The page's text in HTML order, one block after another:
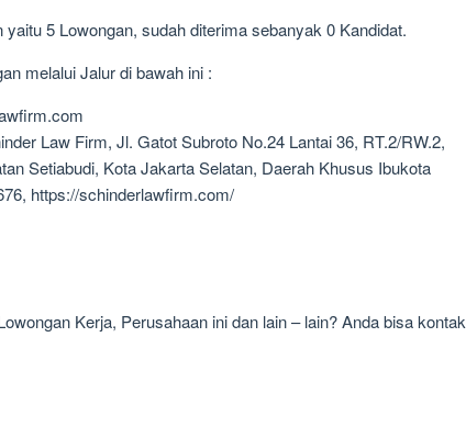
5 Lowongan, sudah diterima sebanyak 0 Kandidat.
melalui Jalur di bawah ini :
Law Firm, Jl. Gatot Subroto No.24 Lantai 36, RT.2/RW.2,
Setiabudi, Kota Jakarta Selatan, Daerah Khusus Ibukota
https://schinderlawfirm.com/
Kerja, Perusahaan ini dan lain – lain? Anda bisa kontak